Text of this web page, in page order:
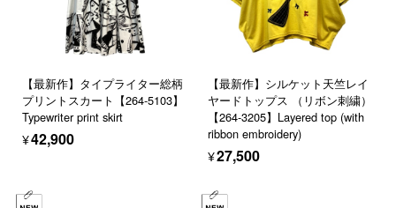
【最新作】タイプライター総柄
プリントスカート【264-5103】
Typewriter print skirt
¥42,900
【最新作】シルケット天竺レイ
ヤードトップス （リボン刺繍）
【264-3205】Layered top (with
ribbon embroidery)
¥27,500